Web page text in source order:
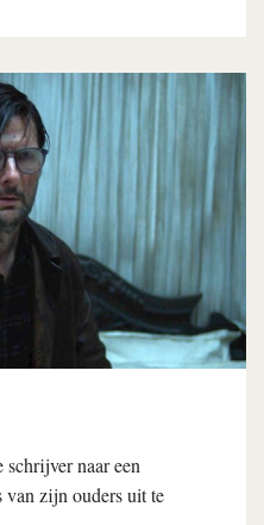
naar een
van zijn ouders uit te